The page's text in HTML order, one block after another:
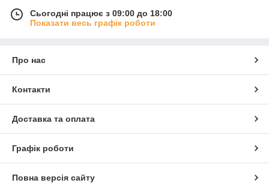
Сьогодні працює з 09:00 до 18:00
Показати весь графік роботи
Про нас
Контакти
Доставка та оплата
Графік роботи
Повна версія сайту